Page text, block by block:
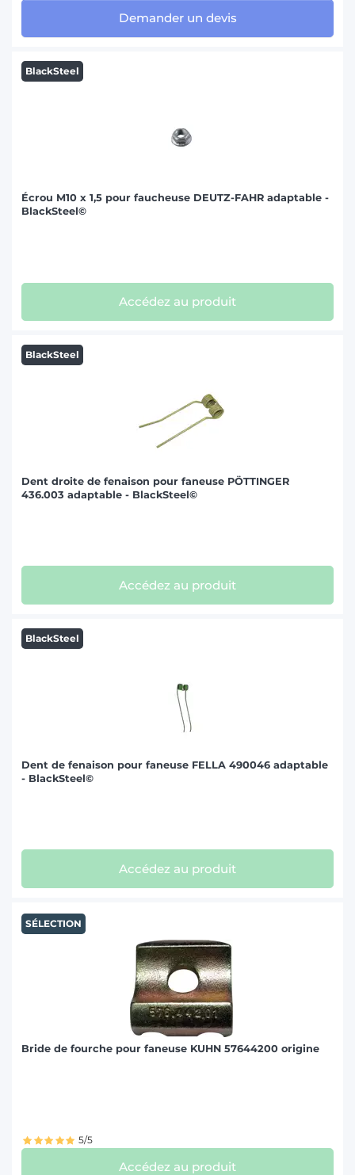
Demander un devis
BlackSteel
Écrou M10 x 1,5 pour faucheuse DEUTZ-FAHR adaptable -
BlackSteel©
Accédez au produit
BlackSteel
Dent droite de fenaison pour faneuse PÖTTINGER
436.003 adaptable - BlackSteel©
Accédez au produit
BlackSteel
Dent de fenaison pour faneuse FELLA 490046 adaptable
- BlackSteel©
Accédez au produit
SÉLECTION
Bride de fourche pour faneuse KUHN 57644200 origine
5/5
Accédez au produit